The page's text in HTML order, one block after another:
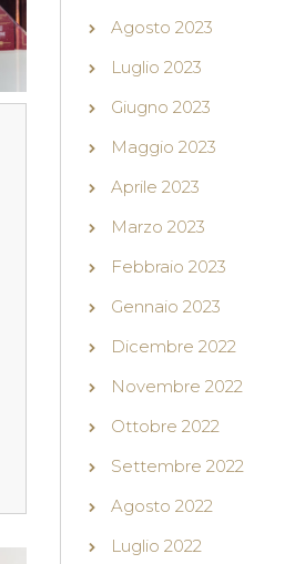
Agosto 2023
Luglio 2023
Giugno 2023
Maggio 2023
Aprile 2023
Marzo 2023
Febbraio 2023
Gennaio 2023
Dicembre 2022
Novembre 2022
Ottobre 2022
Settembre 2022
Agosto 2022
Luglio 2022